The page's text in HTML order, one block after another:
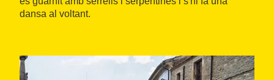
dansa al voltant.